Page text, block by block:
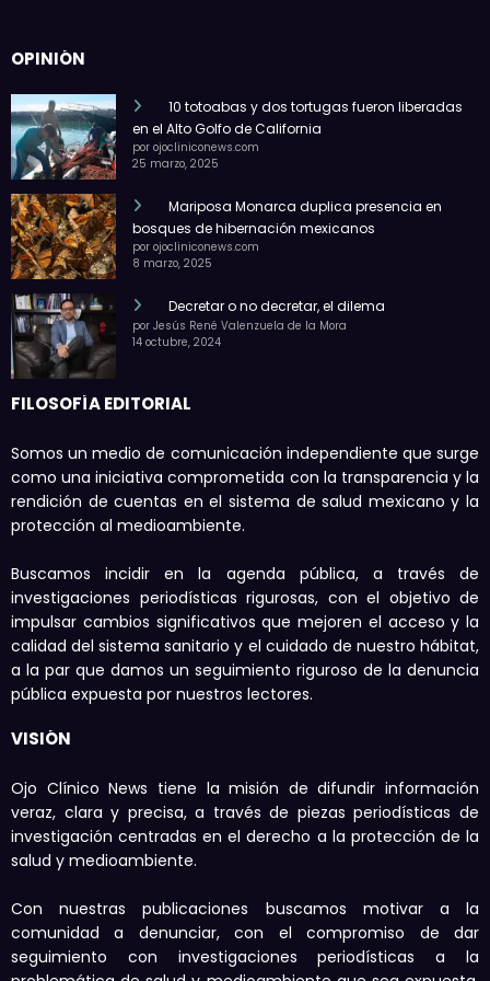
OPINIÓN
10 totoabas y dos tortugas fueron liberadas
en el Alto Golfo de California
por ojocliniconews.com
25 marzo, 2025
Mariposa Monarca duplica presencia en
bosques de hibernación mexicanos
por ojocliniconews.com
8 marzo, 2025
Decretar o no decretar, el dilema
por Jesús René Valenzuela de la Mora
14 octubre, 2024
FILOSOFÍA EDITORIAL
Somos un medio de comunicación independiente que surge
como una iniciativa comprometida con la transparencia y la
rendición de cuentas en el sistema de salud mexicano y la
protección al medioambiente.
Buscamos incidir en la agenda pública, a través de
investigaciones periodísticas rigurosas, con el objetivo de
impulsar cambios significativos que mejoren el acceso y la
calidad del sistema sanitario y el cuidado de nuestro hábitat,
a la par que damos un seguimiento riguroso de la denuncia
pública expuesta por nuestros lectores.
VISIÓN
Ojo Clínico News tiene la misión de difundir información
veraz, clara y precisa, a través de piezas periodísticas de
investigación centradas en el derecho a la protección de la
salud y medioambiente.
Con nuestras publicaciones buscamos motivar a la
comunidad a denunciar, con el compromiso de dar
seguimiento con investigaciones periodísticas a la